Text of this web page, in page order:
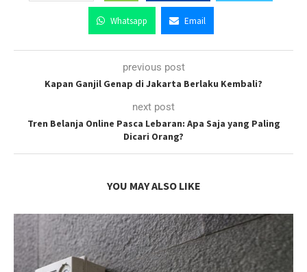
Whatsapp Email
previous post
Kapan Ganjil Genap di Jakarta Berlaku Kembali?
next post
Tren Belanja Online Pasca Lebaran: Apa Saja yang Paling
Dicari Orang?
YOU MAY ALSO LIKE